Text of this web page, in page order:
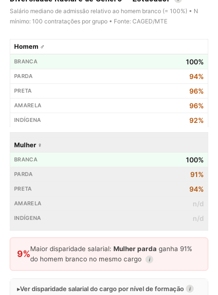
Salário mediano de admissão relativo ao homem branco (= 100%) • N
mínimo: 100 contratações por grupo • Fonte: CAGED/MTE
Homem ♂
100%
94%
96%
96%
92%
Mulher ♀
100%
91%
94%
n/d
n/d
9%
Maior disparidade salarial: Mulher parda ganha 91%
do homem branco no mesmo cargo
i
Ver disparidade salarial do cargo por nível de formação i